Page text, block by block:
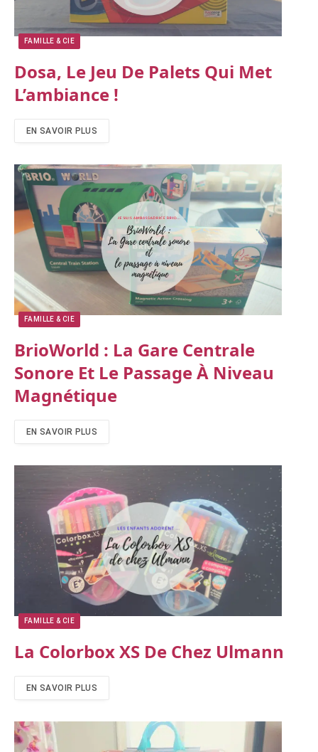
FAMILLE & CIE
Dosa, Le Jeu De Palets Qui Met
L’ambiance !
EN SAVOIR PLUS
FAMILLE & CIE
BrioWorld : La Gare Centrale
Sonore Et Le Passage À Niveau
Magnétique
EN SAVOIR PLUS
FAMILLE & CIE
La Colorbox XS De Chez Ulmann
EN SAVOIR PLUS